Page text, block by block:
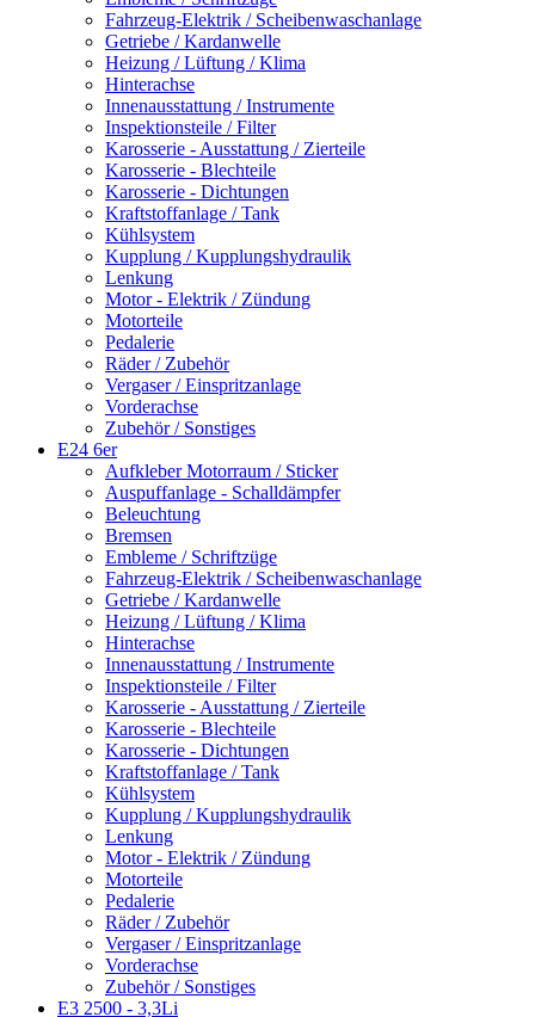
Fahrzeug-Elektrik / Scheibenwaschanlage
Getriebe / Kardanwelle
Heizung / Lüftung / Klima
Hinterachse
Innenausstattung / Instrumente
Inspektionsteile / Filter
Karosserie - Ausstattung / Zierteile
Karosserie - Blechteile
Karosserie - Dichtungen
Kraftstoffanlage / Tank
Kühlsystem
Kupplung / Kupplungshydraulik
Lenkung
Motor - Elektrik / Zündung
Motorteile
Pedalerie
Räder / Zubehör
Vergaser / Einspritzanlage
Vorderachse
Zubehör / Sonstiges
E24 6er
Aufkleber Motorraum / Sticker
Auspuffanlage - Schalldämpfer
Beleuchtung
Bremsen
Embleme / Schriftzüge
Fahrzeug-Elektrik / Scheibenwaschanlage
Getriebe / Kardanwelle
Heizung / Lüftung / Klima
Hinterachse
Innenausstattung / Instrumente
Inspektionsteile / Filter
Karosserie - Ausstattung / Zierteile
Karosserie - Blechteile
Karosserie - Dichtungen
Kraftstoffanlage / Tank
Kühlsystem
Kupplung / Kupplungshydraulik
Lenkung
Motor - Elektrik / Zündung
Motorteile
Pedalerie
Räder / Zubehör
Vergaser / Einspritzanlage
Vorderachse
Zubehör / Sonstiges
E3 2500 - 3,3Li